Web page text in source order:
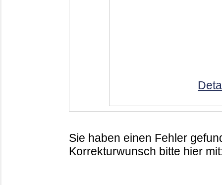
Sie haben einen Fehler
Korrekturwunsch bitte hier